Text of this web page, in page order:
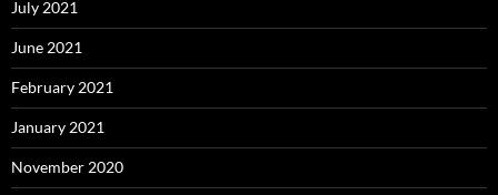
July 2021
June 2021
February 2021
January 2021
November 2020